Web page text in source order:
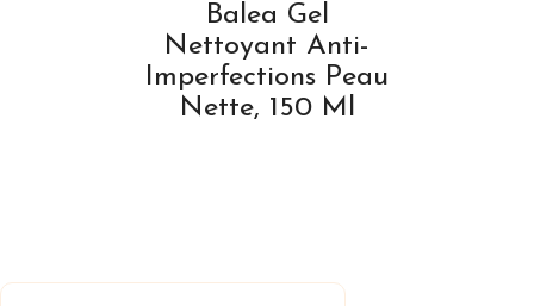
Balea Gel
Nettoyant Anti-
Imperfections Peau
Nette, 150 Ml